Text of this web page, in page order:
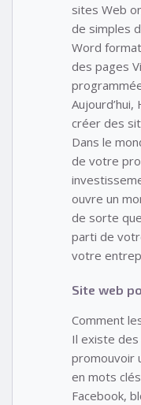
sites Web
de simples
Word
des pages
créer des
Dans le
de votre
ouvre un
de sorte
parti de
votre
Site web
Comment
Il existe
promouvoir
en mots
Facebook,